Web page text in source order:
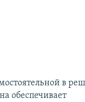
в
обеспечивает